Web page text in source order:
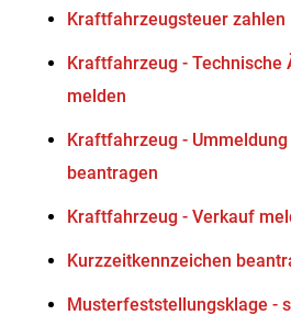
Kraftfahrzeugsteuer zahlen
Kraftfahrzeug - Technische
melden
Kraftfahrzeug - Ummeldung
beantragen
Kraftfahrzeug - Verkauf
Kurzzeitkennzeichen
Musterfeststellungsklage -